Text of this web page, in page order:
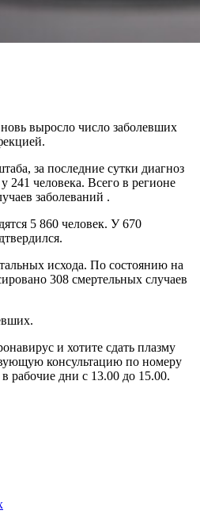
выросло число заболевших
за последние сутки диагноз
241 человека. Всего в регионе
заболеваний .
5 860 человек. У 670
исхода. По состоянию на
308 смертельных случаев
и хотите сдать плазму
консультацию по номеру
рабочие дни с 13.00 до 15.00.